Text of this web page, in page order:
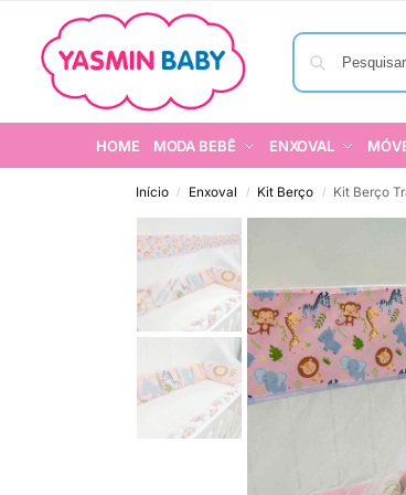
HOME MODA BEBÊ ENXOVAL
Início / Enxoval / Kit Berço / Kit Berço